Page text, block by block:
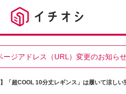
ージアドレス（URL）変更のお知ら
「超COOL 10分丈レギンス」は履いて涼し